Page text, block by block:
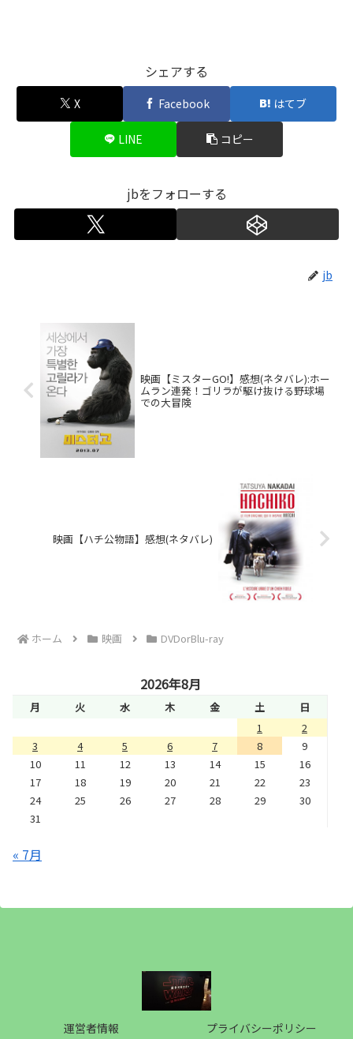
シェアする
X Facebook はてブ
LINE コピー
jbをフォローする
jb
映画【ミスターGO!】感想(ネタバレ):ホー
ムラン連発！ゴリラが駆け抜ける野球場
での大冒険
映画【ハチ公物語】感想(ネタバレ)
ホーム 映画 DVDorBlu-ray
2026年8月
月 火 水 木 金 土
日
1
2
3
4 5 6 7 8
9
10
11 12 13 14 15
16
17
18 19 20 21 22
23
24
25 26 27 28 29
30
31
« 7月
運営者情報 プライバシーポリシー